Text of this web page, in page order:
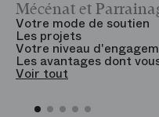
Mécénat et
Votre mode de soutien
Les projets
Votre niveau
Les avantages dont
Voir tout